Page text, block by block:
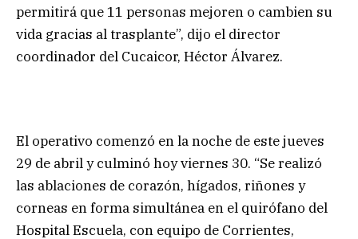
permitirá que 11 personas mejoren o cambien su
vida gracias al trasplante”, dijo el director
coordinador del Cucaicor, Héctor Álvarez.
El operativo comenzó en la noche de este jueves
29 de abril y culminó hoy viernes 30. “Se realizó
las ablaciones de corazón, hígados, riñones y
corneas en forma simultánea en el quirófano del
Hospital Escuela, con equipo de Corrientes,